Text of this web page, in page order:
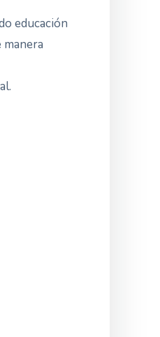
educación
manera